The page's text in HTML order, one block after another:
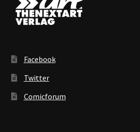
Facebook
Twitter
Comicforum